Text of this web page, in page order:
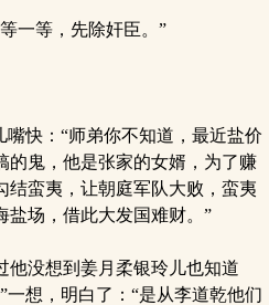
一等，先除奸臣。”
快：“师弟你不知道，最近盐价
的鬼，他是张家的女婿，为了赚
结蛮夷，让朝庭军队大败，蛮夷
盐场，借此大发国难财。”
没想到姜月柔银玲儿也知道
一想，明白了：“是从李道乾他们